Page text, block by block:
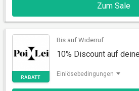
SALE
Zum Sale
Bis auf Widerruf
10% Discount auf
Einlösebedingungen